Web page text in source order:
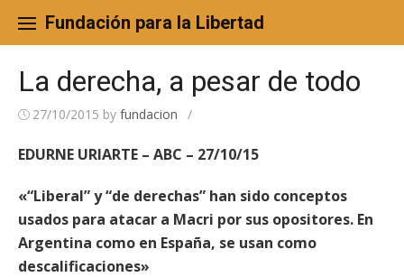
content
Fundación para la Libertad
La derecha, a pesar de todo
27/10/2015 by fundacion /
EDURNE URIARTE – ABC – 27/10/15
«“Liberal” y “de derechas” han sido conceptos
usados para atacar a Macri por sus opositores. En
Argentina como en España, se usan como
descalificaciones»